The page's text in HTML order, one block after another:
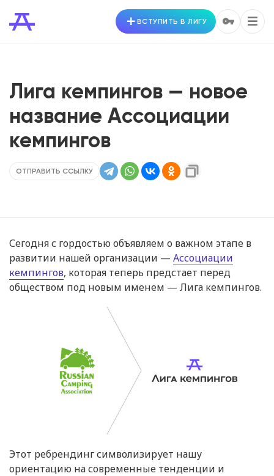
ВСТУПИТЬ В ЛИГУ
Лига кемпингов — новое
название Ассоциации
кемпингов
ОТПРАВИТЬ ССЫЛКУ
Сегодня с гордостью объявляем о важном этапе в
развитии нашей организации — Ассоциации
кемпингов, которая теперь предстает перед
обществом под новым именем — Лига кемпингов.
Этот ребрендинг символизирует нашу
ориентацию на современные тенденции и